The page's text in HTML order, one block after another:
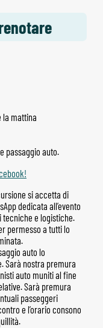
la mattina
passaggio auto.
si accetta di
dedicata all’evento
e logistiche.
permesso a tutti lo
auto lo
Sarà nostra premura
auto muniti al fine
Sarà premura
passeggeri
e l’orario consono